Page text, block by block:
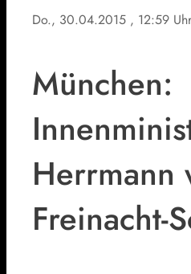
Do., 30.04.2015 , 12:59 Uhr
München:
Herrmann
Freinacht-